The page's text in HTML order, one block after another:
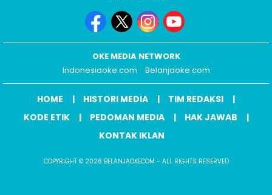
OKE MEDIA NETWORK
Indonesiaoke.com
Belanjaoke.com
HOME HISTORI MEDIA
TIM REDAKSI
KODE ETIK
PEDOMAN MEDIA
HAK JAWAB
KONTAK IKLAN
COPYRIGHT © 2026 BELANJAOKECOM - ALL RIGHTS RESERVED